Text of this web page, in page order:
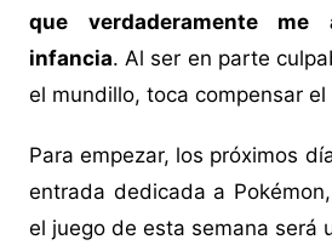
que verdaderamente me
infancia. Al ser en parte
el mundillo, toca compensar
Para empezar, los próximos
entrada dedicada a
el juego de esta semana será